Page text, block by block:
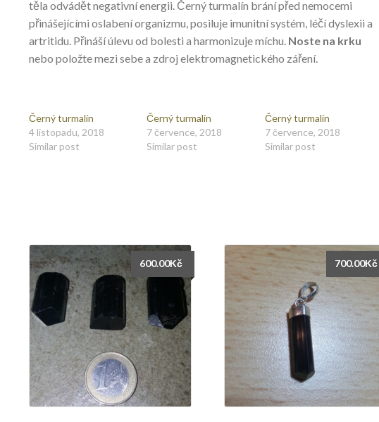
těla odvádět negativní energii. Černý turmalín brání před nemocemi
přinášejícími oslabení organizmu, posiluje imunitní systém, léčí dyslexii a
artritidu. Přináší úlevu od bolesti a harmonizuje míchu. Noste na krku
nebo položte mezi sebe a zdroj elektromagnetického záření.
Černý turmalín
4 listopadu, 2018
Similar post
Černý turmalín
7 července, 2018
Similar post
Černý turmalín
7 července, 2018
Similar post
600.00Kč 700.00Kč